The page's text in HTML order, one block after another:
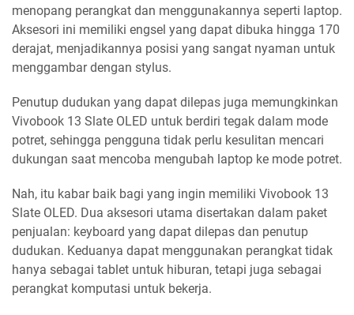
menopang perangkat dan menggunakannya seperti laptop.
Aksesori ini memiliki engsel yang dapat dibuka hingga 170
derajat, menjadikannya posisi yang sangat nyaman untuk
menggambar dengan stylus.
Penutup dudukan yang dapat dilepas juga memungkinkan
Vivobook 13 Slate OLED untuk berdiri tegak dalam mode
potret, sehingga pengguna tidak perlu kesulitan mencari
dukungan saat mencoba mengubah laptop ke mode potret.
Nah, itu kabar baik bagi yang ingin memiliki Vivobook 13
Slate OLED. Dua aksesori utama disertakan dalam paket
penjualan: keyboard yang dapat dilepas dan penutup
dudukan. Keduanya dapat menggunakan perangkat tidak
hanya sebagai tablet untuk hiburan, tetapi juga sebagai
perangkat komputasi untuk bekerja.